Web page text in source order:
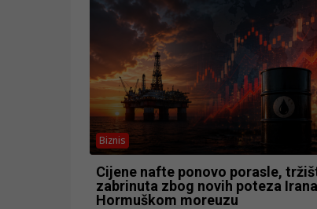
Biznis
Cijene nafte ponovo porasle,
zabrinuta zbog novih poteza
Hormuškom moreuzu